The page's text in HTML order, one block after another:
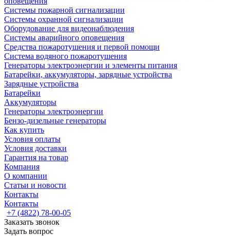
Системы пожарной сигнализации
Системы охранной сигнализации
Оборудование для видеонаблюдения
Системы аварийного оповещения
Средства пожаротушения и первой помощи
Система водяного пожаротушения
Генераторы электроэнергии и элементы питания
Батарейки, аккумуляторы, зарядные устройства
Зарядные устройства
Батарейки
Аккумуляторы
Генераторы электроэнергии
Бензо-дизельные генераторы
Как купить
Условия оплаты
Условия доставки
Гарантия на товар
Компания
О компании
Статьи и новости
Контакты
Контакты
+7 (4822) 78-00-05
Заказать звонок
Задать вопрос